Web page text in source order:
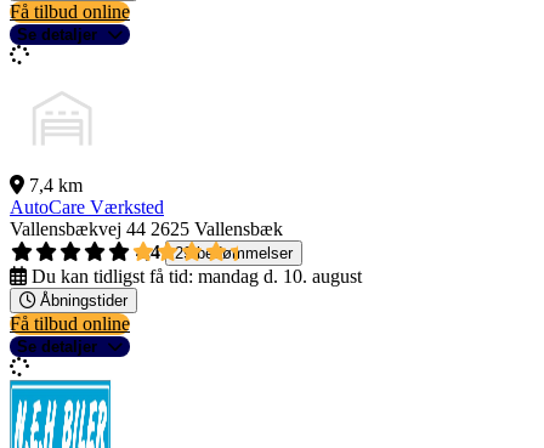
Få tilbud online
Se detaljer
7,4 km
AutoCare Værksted
Vallensbækvej 44 2625 Vallensbæk
4,4
29 bedømmelser
Du kan tidligst få tid: mandag d. 10. august
Åbningstider
Få tilbud online
Se detaljer